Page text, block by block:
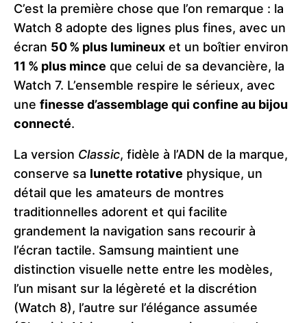
C’est la première chose que l’on remarque : la
Watch 8 adopte des lignes plus fines, avec un
écran 50 % plus lumineux et un boîtier environ
11 % plus mince que celui de sa devancière, la
Watch 7. L’ensemble respire le sérieux, avec
une finesse d’assemblage qui confine au bijou
connecté.
La version Classic, fidèle à l’ADN de la marque,
conserve sa lunette rotative physique, un
détail que les amateurs de montres
traditionnelles adorent et qui facilite
grandement la navigation sans recourir à
l’écran tactile. Samsung maintient une
distinction visuelle nette entre les modèles,
l’un misant sur la légèreté et la discrétion
(Watch 8), l’autre sur l’élégance assumée